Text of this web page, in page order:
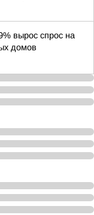
вырос спрос на
домов